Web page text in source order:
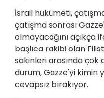
İsrail hükümeti,
çatışma sonrası
olmayacağını açıkça
başlıca rakibi olan
sakinleri arasında çok
durum, Gazze'yi kimin
cevapsız bırakıyor.